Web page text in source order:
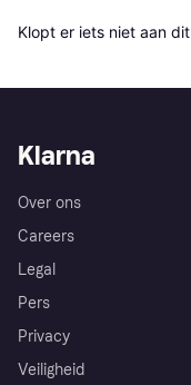
Klopt er iets niet aan
Klarna
Over ons
Careers
Legal
Pers
Privacy
Veiligheid